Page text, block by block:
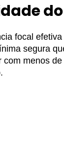
focal
segura
com menos